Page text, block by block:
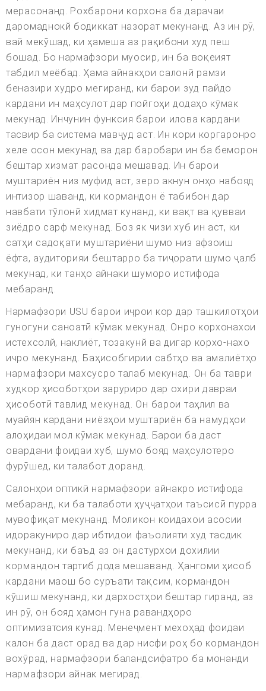
мерасонанд. Рохбарони корхона ба дарачаи
даромаднокй бодиккат назорат мекунанд. Аз ин рӯ,
вай мекӯшад, ки ҳамеша аз рақибони худ пеш
бошад. Бо нармафзори муосир, ин ба воқеият
табдил меёбад. Ҳама айнакҳои салонӣ рамзи
беназири худро мегиранд, ки барои зуд пайдо
кардани ин маҳсулот дар пойгоҳи додаҳо кӯмак
мекунад. Инчунин функсия барои илова кардани
тасвир ба система мавҷуд аст. Ин кори коргаронро
хеле осон мекунад ва дар баробари ин ба беморон
бештар хизмат расонда мешавад. Ин барои
муштариён низ муфид аст, зеро акнун онҳо набояд
интизор шаванд, ки кормандон ё табибон дар
навбати тӯлонӣ хидмат кунанд, ки вақт ва қувваи
зиёдро сарф мекунад. Боз як чизи хуб ин аст, ки
сатҳи садоқати муштариёни шумо низ афзоиш
ёфта, аудиторияи бештарро ба тиҷорати шумо ҷалб
мекунад, ки танҳо айнаки шуморо истифода
мебаранд.
Нармафзори USU барои иҷрои кор дар ташкилотҳои
гуногуни саноатӣ кӯмак мекунад. Онро корхонахои
истехсолй, наклиёт, тозакунй ва дигар корхо-нахо
ичро мекунанд. Баҳисобгирии сабтҳо ва амалиётҳо
нармафзори махсусро талаб мекунад. Он ба таври
худкор ҳисоботҳои заруриро дар охири давраи
ҳисоботӣ тавлид мекунад. Он барои таҳлил ва
муайян кардани ниёзҳои муштариён ба намудҳои
алоҳидаи мол кӯмак мекунад. Барои ба даст
овардани фоидаи хуб, шумо бояд маҳсулотеро
фурӯшед, ки талабот доранд.
Салонҳои оптикӣ нармафзори айнакро истифода
мебаранд, ки ба талаботи ҳуҷҷатҳои таъсисӣ пурра
мувофиқат мекунанд. Моликон коидахои асосии
идоракуниро дар ибтидои фаъолияти худ тасдик
мекунанд, ки баъд аз он дастурхои дохилии
кормандон тартиб дода мешаванд. Ҳангоми ҳисоб
кардани маош бо суръати тақсим, кормандон
кӯшиш мекунанд, ки дархостҳои бештар гиранд, аз
ин рӯ, он бояд ҳамон гуна равандҳоро
оптимизатсия кунад. Менеҷмент мехоҳад фоидаи
калон ба даст орад ва дар нисфи роҳ бо кормандон
вохӯрад, нармафзори баландсифатро ба монанди
нармафзори айнак мегирад.